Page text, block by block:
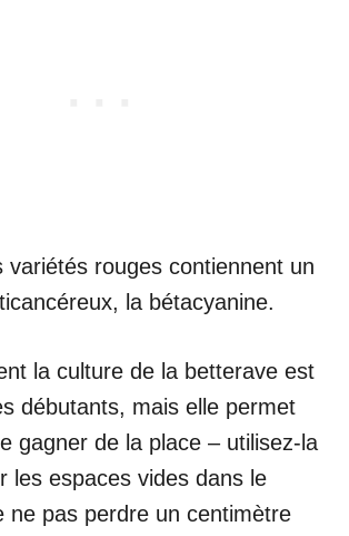
variétés rouges contiennent un
la bétacyanine.
la culture de la betterave est
débutants, mais elle permet
gagner de la place – utilisez-la
les espaces vides dans le
ne pas perdre un centimètre